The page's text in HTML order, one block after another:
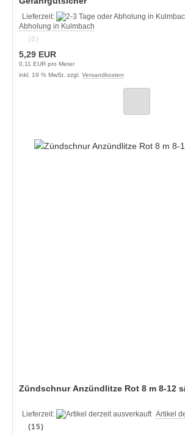
Lieferzeit:
Abholung in Kulmbach
(0)
5,29 EUR
0,11 EUR pro Meter
inkl. 19 % MwSt. zzgl. Versandkosten
Zündschnur Anzündlitze Rot 8 m 8-12
Lieferzeit:
Artikel
(15)